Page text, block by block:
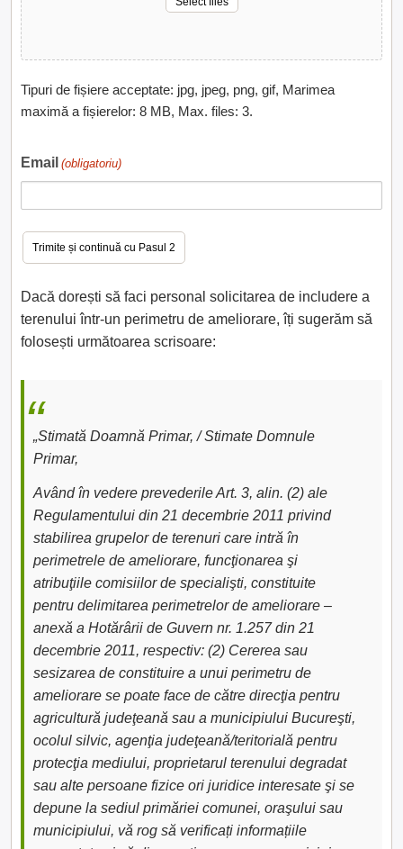
Tipuri de fișiere acceptate: jpg, jpeg, png, gif, Marimea
maximă a fișierelor: 8 MB, Max. files: 3.
Email (obligatoriu)
Dacă dorești să faci personal solicitarea de includere a
terenului într-un perimetru de ameliorare, îți sugerăm să
folosești următoarea scrisoare:
„Stimată Doamnă Primar, / Stimate Domnule
Primar,
Având în vedere prevederile Art. 3, alin. (2) ale
Regulamentului din 21 decembrie 2011 privind
stabilirea grupelor de terenuri care intră în
perimetrele de ameliorare, funcţionarea şi
atribuţiile comisiilor de specialişti, constituite
pentru delimitarea perimetrelor de ameliorare –
anexă a Hotărârii de Guvern nr. 1.257 din 21
decembrie 2011, respectiv: (2) Cererea sau
sesizarea de constituire a unui perimetru de
ameliorare se poate face de către direcţia pentru
agricultură judeţeană sau a municipiului Bucureşti,
ocolul silvic, agenţia judeţeană/teritorială pentru
protecţia mediului, proprietarul terenului degradat
sau alte persoane fizice ori juridice interesate şi se
depune la sediul primăriei comunei, oraşului sau
municipiului, vă rog să verificați informațiile